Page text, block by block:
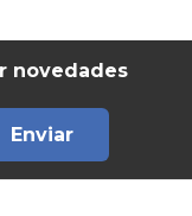
novedades
Enviar